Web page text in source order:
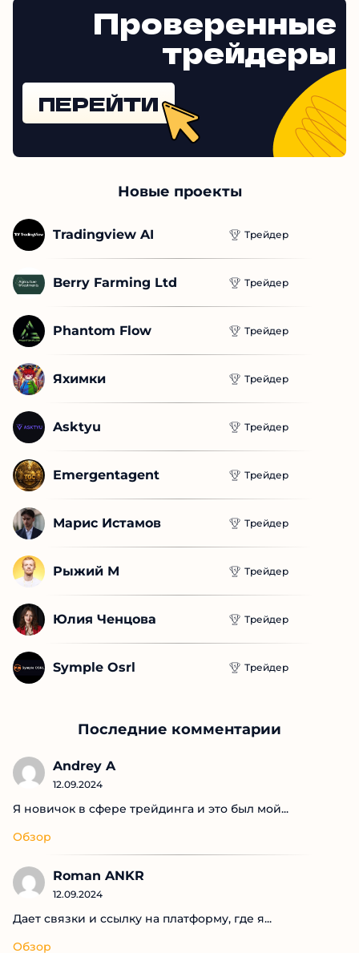
Проверенные
трейдеры
ПЕРЕЙТИ
Новые проекты
Tradingview AI Трейдер
Berry Farming Ltd Трейдер
Phantom Flow Трейдер
Яхимки Трейдер
Asktyu Трейдер
Emergentagent Трейдер
Марис Истамов Трейдер
Рыжий М Трейдер
Юлия Ченцова Трейдер
Symple Osrl Трейдер
Последние комментарии
Andrey A
12.09.2024
Я новичок в сфере трейдинга и это был мой...
Обзор
Roman ANKR
12.09.2024
Дает связки и ссылку на платформу, где я...
Обзор